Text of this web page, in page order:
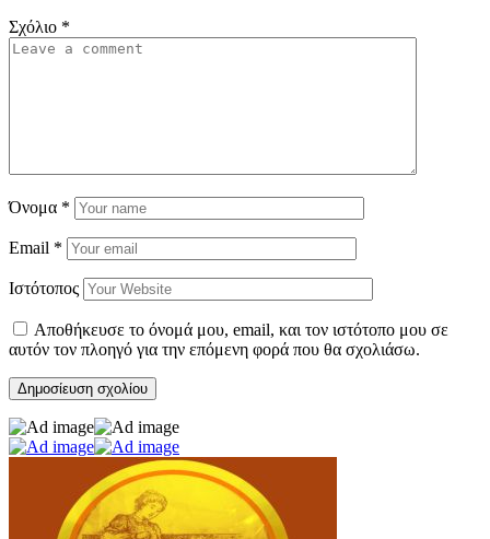
Σχόλιο *
Όνομα *
Email *
Ιστότοπος
Αποθήκευσε το όνομά μου, email, και τον ιστότοπο μου σε
αυτόν τον πλοηγό για την επόμενη φορά που θα σχολιάσω.